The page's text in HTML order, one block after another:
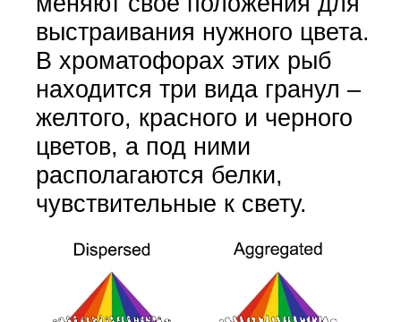
выстраивания нужного цвета.
В хроматофорах этих рыб
находится три вида гранул –
желтого, красного и черного
цветов, а под ними
располагаются белки,
чувствительные к свету.